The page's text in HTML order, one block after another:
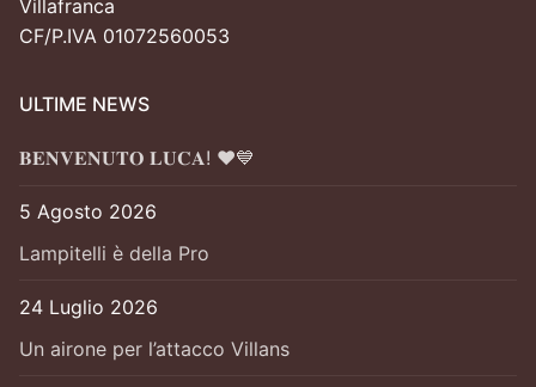
Villafranca
CF/P.IVA 01072560053
ULTIME NEWS
𝐁𝐄𝐍𝐕𝐄𝐍𝐔𝐓𝐎 𝐋𝐔𝐂𝐀! ❤️💙
5 Agosto 2026
Lampitelli è della Pro
24 Luglio 2026
Un airone per l’attacco Villans